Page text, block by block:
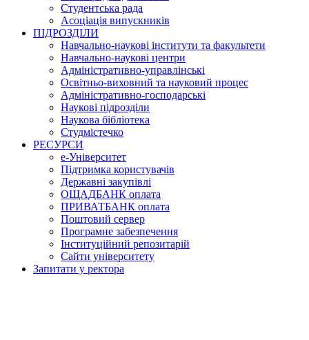
Студентська рада
Асоціація випускників
ПІДРОЗДІЛИ
Навчально-наукові інститути та факультети
Навчально-наукові центри
Адміністративно-управлінські
Освітньо-виховний та науковий процес
Адміністративно-господарські
Наукові підрозділи
Наукова бібліотека
Студмістечко
РЕСУРСИ
е-Університет
Підтримка користувачів
Державні закупівлі
ОЩАДБАНК оплата
ПРИВАТБАНК оплата
Поштовий сервер
Програмне забезпечення
Інституційний репозитарій
Сайти університету
Запитати у ректора